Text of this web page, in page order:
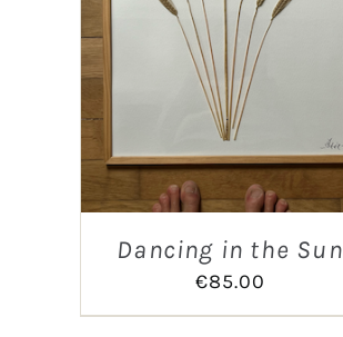
Dancing in the Sun
€85.00